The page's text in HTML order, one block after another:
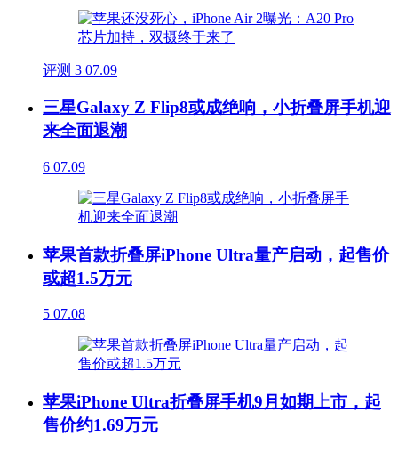
评测 3 07.09
三星Galaxy Z Flip8或成绝响，小折叠屏手机迎
来全面退潮
6 07.09
苹果首款折叠屏iPhone Ultra量产启动，起售价
或超1.5万元
5 07.08
苹果iPhone Ultra折叠屏手机9月如期上市，起
售价约1.69万元